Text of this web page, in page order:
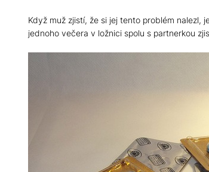
Když muž zjistí, že si jej tento problém nalezl,
jednoho večera v ložnici spolu s partnerkou